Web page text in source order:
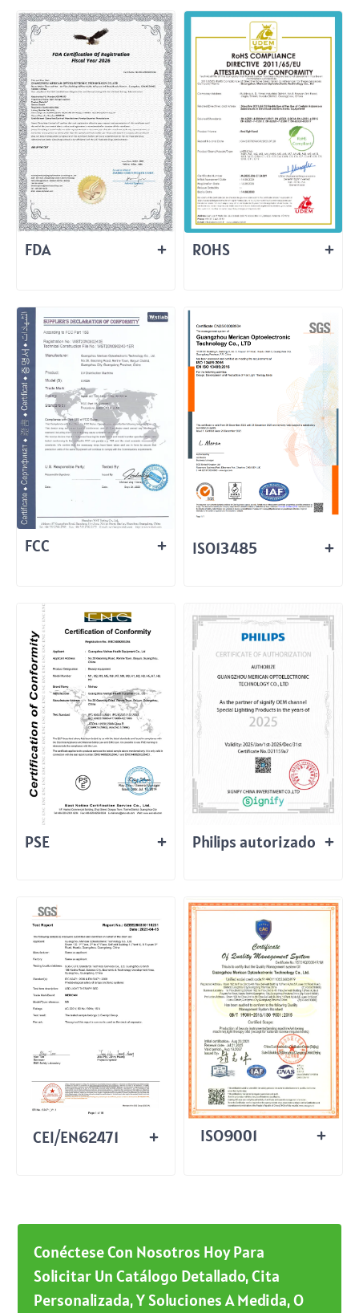
FDA ROHS
FCC ISO13485
PSE Philips autorizado
CEI/EN62471 ISO9001
Conéctese Con Nosotros Hoy Para
Solicitar Un Catálogo Detallado, Cita
Personalizada, Y Soluciones A Medida, O